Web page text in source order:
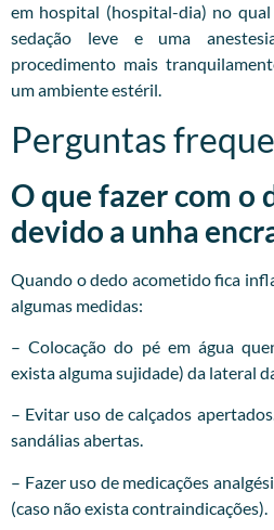
em hospital (hospital-dia) no
sedação leve e uma
procedimento mais
um ambiente estéril.
Perguntas
O que fazer com o
devido a unha
Quando o dedo acometido fica
algumas medidas:
– Colocação do pé em água
exista alguma sujidade) da lateral
– Evitar uso de calçados
sandálias abertas.
– Fazer uso de medicações
(caso não exista contraindicações).